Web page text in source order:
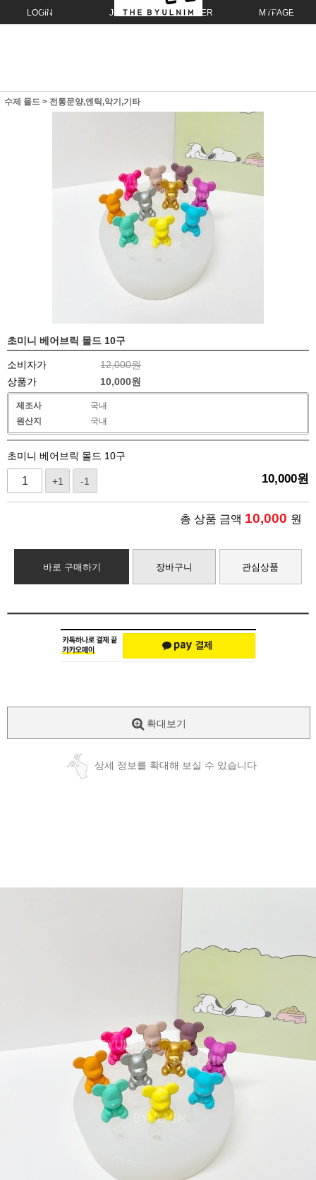
LOGIN JOIN ORDER MYPAGE
수제 몰드 > 전통문양,엔틱,악기,기타
초미니 베어브릭 몰드 10구
소비자가
12,000원
상품가
10,000원
제조사
국내
원산지
국내
초미니 베어브릭 몰드 10구
+1 -1 10,000원
총 상품 금액 10,000 원
바로 구매하기 장바구니 관심상품
확대보기
상세 정보를 확대해 보실 수 있습니다